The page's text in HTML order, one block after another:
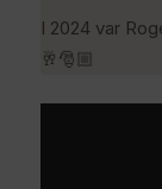
I 2024 var
🥂🎅🏼